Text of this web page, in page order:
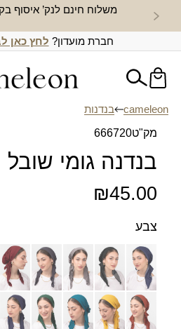
משלוח חינם לנק’ איסוף
חברת מועדון? לחץ כאן
cameleon
בנדנות
מק"ט666720
בנדנה גומי שובל
₪45.00
צבע